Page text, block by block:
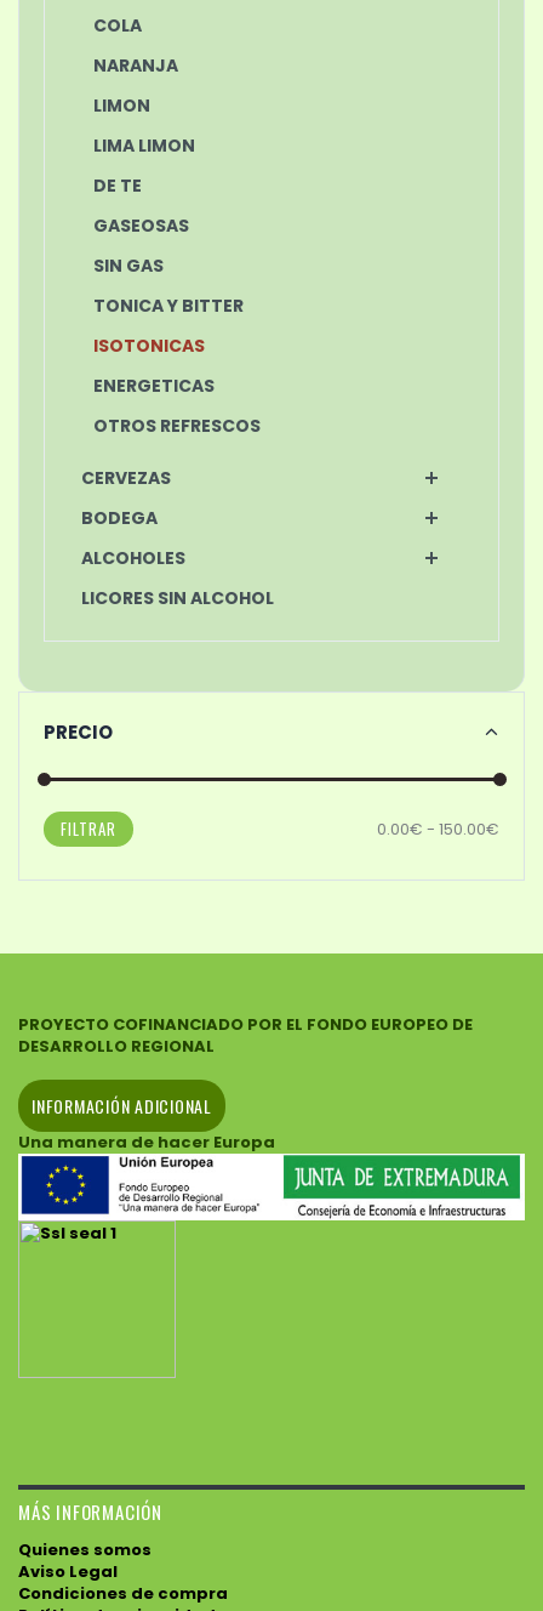
COLA
NARANJA
LIMON
LIMA LIMON
DE TE
GASEOSAS
SIN GAS
TONICA Y BITTER
ISOTONICAS
ENERGETICAS
OTROS REFRESCOS
CERVEZAS
BODEGA
ALCOHOLES
LICORES SIN ALCOHOL
PRECIO
FILTRAR 0.00€ - 150.00€
PROYECTO COFINANCIADO POR EL FONDO EUROPEO DE
DESARROLLO REGIONAL
INFORMACIÓN ADICIONAL
Una manera de hacer Europa
MÁS INFORMACIÓN
Quienes somos
Aviso Legal
Condiciones de compra